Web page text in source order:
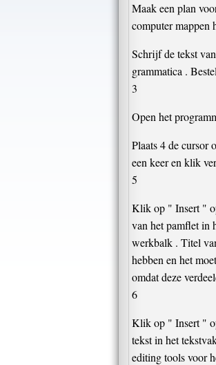
Maak een plan
computer mappen
Schrijf de tekst
grammatica .
3
Open het
Plaats 4 de cursor
een keer en klik
5
Klik op " Insert "
van het pamflet in
werkbalk . Titel
hebben en het
omdat deze
6
Klik op " Insert "
tekst in het
editing tools voor